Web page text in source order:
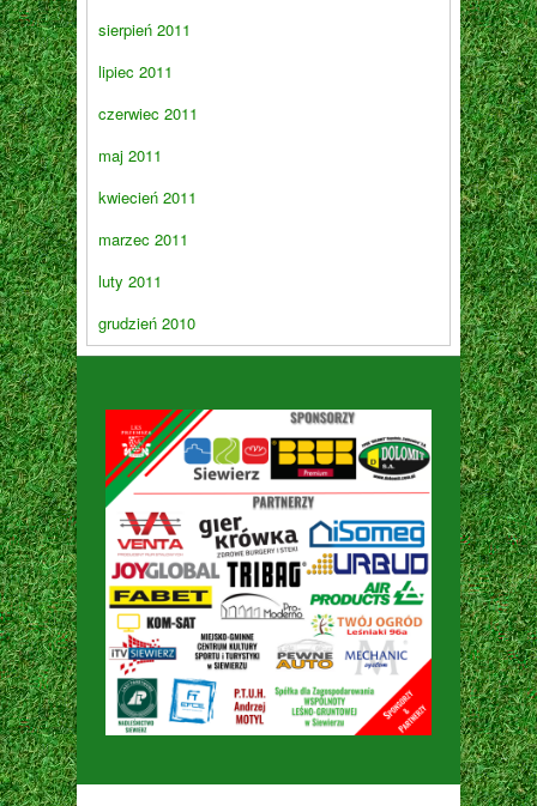
sierpień 2011
lipiec 2011
czerwiec 2011
maj 2011
kwiecień 2011
marzec 2011
luty 2011
grudzień 2010